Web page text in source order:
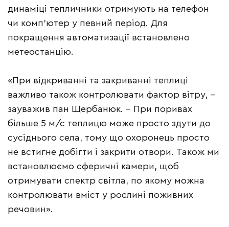
динаміці тепличники отримують на телефон
чи комп’ютер у певний період. Для
покращення автоматизації встановлено
метеостанцію.
«При відкриванні та закриванні теплиці
важливо також контролювати фактор вітру, –
зауважив пан Щербанюк. – При поривах
більше 5 м/с теплицю може просто здути до
сусіднього села, тому що охоронець просто
не встигне добігти і закрити отвори. Також ми
встановлюємо сферичні камери, щоб
отримувати спектр світла, по якому можна
контролювати вміст у рослині поживних
речовин».